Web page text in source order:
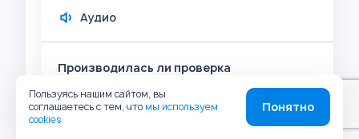
Аудио
Производилась ли проверка
соответствия средств индивидуальной
защиты стандартам безопасности?
Пользуясь нашим сайтом, вы
соглашаетесь с тем, что мы используем
cookies
Понятно